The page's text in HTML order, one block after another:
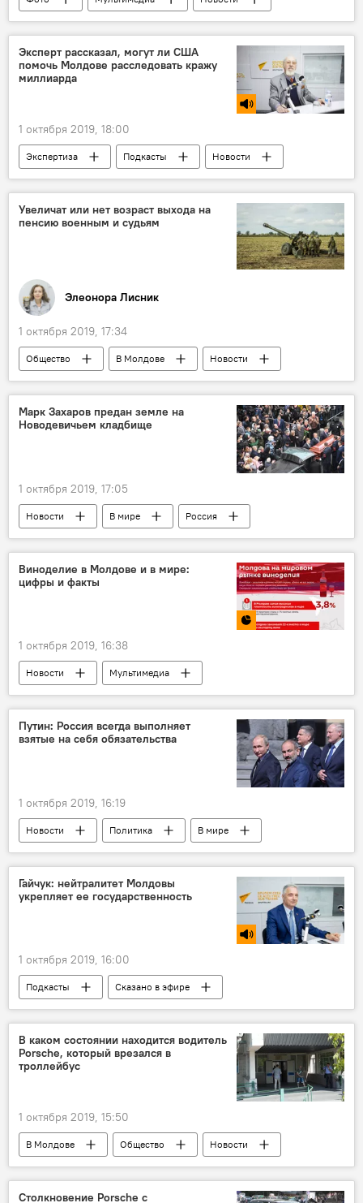
Общество
В мире
Эксперт рассказал, могут ли США
помочь Молдове расследовать кражу
миллиарда
1 октября 2019, 18:00
Экспертиза Подкасты
Новости
Сказано в эфире
Увеличат или нет возраст выхода на
пенсию военным и судьям
Элеонора Лисник
1 октября 2019, 17:34
Общество В Молдове
Новости
Аналитика
Марк Захаров предан земле на
Новодевичьем кладбище
1 октября 2019, 17:05
Новости В мире
Россия
Культура
Виноделие в Молдове и в мире:
цифры и факты
1 октября 2019, 16:38
Новости
Мультимедиа
Инфографика
виноделие
Путин: Россия всегда выполняет
взятые на себя обязательства
1 октября 2019, 16:19
Новости Политика В мире
Гайчук: нейтралитет Молдовы
укрепляет ее государственность
1 октября 2019, 16:00
Подкасты
Сказано в эфире
В Молдове
Интервью
Общество
Политика
В каком состоянии находится водитель
Porsche, который врезался в
троллейбус
1 октября 2019, 15:50
В Молдове Общество Новости
Столкновение Porsche с